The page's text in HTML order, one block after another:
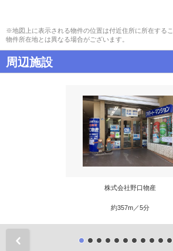
※地図上に表示される物件の位置は付近住所に所在する
物件所在地とは異なる場合がございます。
周辺施設
株式会社野口物産
約357m／5分